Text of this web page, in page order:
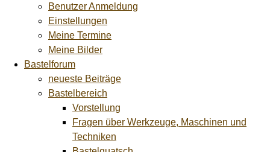
Benutzer Anmeldung
Einstellungen
Meine Termine
Meine Bilder
Bastelforum
neueste Beiträge
Bastelbereich
Vorstellung
Fragen über Werkzeuge, Maschinen und
Techniken